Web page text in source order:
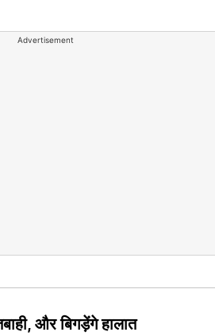
Advertisement
और बिगड़ेंगे हालात